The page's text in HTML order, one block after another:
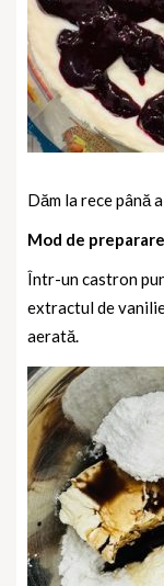
Dăm la rece până
Mod de
Într-un castron
extractul de
aerată.